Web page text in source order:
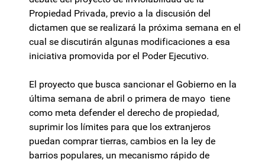
Propiedad Privada, previo a la discusión del
dictamen que se realizará la próxima semana en el
cual se discutirán algunas modificaciones a esa
iniciativa promovida por el Poder Ejecutivo.
El proyecto que busca sancionar el Gobierno en la
última semana de abril o primera de mayo tiene
como meta defender el derecho de propiedad,
suprimir los límites para que los extranjeros
puedan comprar tierras, cambios en la ley de
barrios populares, un mecanismo rápido de